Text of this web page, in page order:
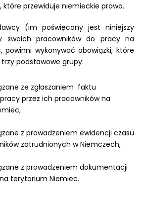
przewiduje niemieckie prawo.
(im poświęcony jest niniejszy
swoich pracowników do pracy na
powinni wykonywać obowiązki, które
podstawowe grupy:
ze zgłaszaniem faktu
przez ich pracowników na
z prowadzeniem ewidencji czasu
zatrudnionych w Niemczech,
z prowadzeniem dokumentacji
terytorium Niemiec.